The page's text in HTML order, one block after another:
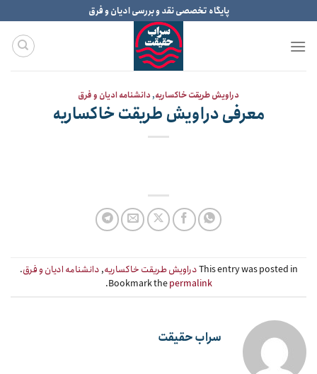
to
content
پایگاه تخصصی نقد و بررسی ادیان و فرق
دراویش طریقت خاکساریه,دانشنامه ادیان و فرق
معرفی دراویش طریقت خاکساریه
This entry was posted inدراویش طریقت خاکساریه,دانشنامه ادیان و فرق.
Bookmark thepermalink
.
سراب حقیقت